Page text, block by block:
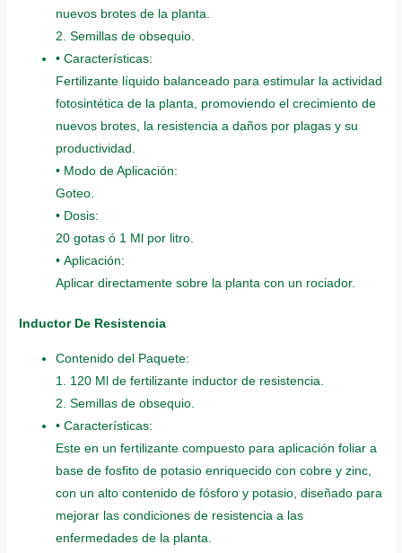
nuevos brotes de la planta.
2. Semillas de obsequio.
• Características:
Fertilizante líquido balanceado para estimular la actividad
fotosintética de la planta, promoviendo el crecimiento de
nuevos brotes, la resistencia a daños por plagas y su
productividad.
• Modo de Aplicación:
Goteo.
• Dosis:
20 gotas ó 1 Ml por litro.
• Aplicación:
Aplicar directamente sobre la planta con un rociador.
Inductor De Resistencia
Contenido del Paquete:
1. 120 Ml de fertilizante inductor de resistencia.
2. Semillas de obsequio.
• Características:
Este en un fertilizante compuesto para aplicación foliar a
base de fosfito de potasio enriquecido con cobre y zinc,
con un alto contenido de fósforo y potasio, diseñado para
mejorar las condiciones de resistencia a las
enfermedades de la planta.